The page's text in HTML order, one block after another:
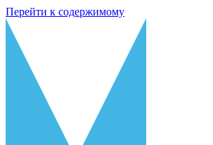
Перейти к содержимому